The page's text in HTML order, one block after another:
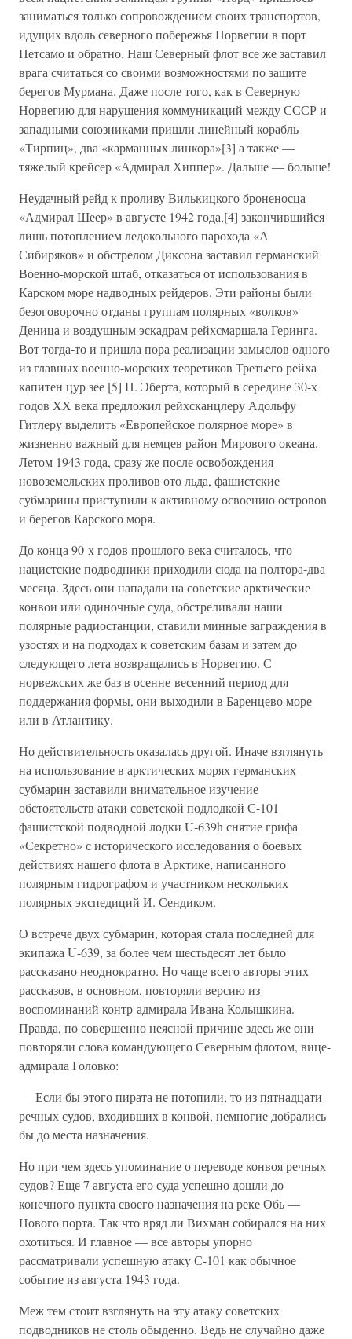
заниматься только сопровождением своих транспортов,
идущих вдоль северного побережья Норвегии в порт
Петсамо и обратно. Наш Северный флот все же заставил
врага считаться со своими возможностями по защите
берегов Мурмана. Даже после того, как в Северную
Норвегию для нарушения коммуникаций между СССР и
западными союзниками пришли линейный корабль
«Тирпиц», два «карманных линкора»[3] а также —
тяжелый крейсер «Адмирал Хиппер». Дальше — больше!
Неудачный рейд к проливу Вилькицкого броненосца
«Адмирал Шеер» в августе 1942 года,[4] закончившийся
лишь потоплением ледокольного парохода «А
Сибиряков» и обстрелом Диксона заставил германский
Военно-морской штаб, отказаться от использования в
Карском море надводных рейдеров. Эти районы были
безоговорочно отданы группам полярных «волков»
Деница и воздушным эскадрам рейхсмаршала Геринга.
Вот тогда-то и пришла пора реализации замыслов одного
из главных военно-морских теоретиков Третьего рейха
капитен цур зее [5] П. Эберта, который в середине 30-х
годов XX века предложил рейхсканцлеру Адольфу
Гитлеру выделить «Европейское полярное море» в
жизненно важный для немцев район Мирового океана.
Летом 1943 года, сразу же после освобождения
новоземельских проливов ото льда, фашистские
субмарины приступили к активному освоению островов
и берегов Карского моря.
До конца 90-х годов прошлого века считалось, что
нацистские подводники приходили сюда на полтора-два
месяца. Здесь они нападали на советские арктические
конвои или одиночные суда, обстреливали наши
полярные радиостанции, ставили минные заграждения в
узостях и на подходах к советским базам и затем до
следующего лета возвращались в Норвегию. С
норвежских же баз в осенне-весенний период для
поддержания формы, они выходили в Баренцево море
или в Атлантику.
Но действительность оказалась другой. Иначе взглянуть
на использование в арктических морях германских
субмарин заставили внимательное изучение
обстоятельств атаки советской подлодкой С-101
фашистской подводной лодки U-639h снятие грифа
«Секретно» с исторического исследования о боевых
действиях нашего флота в Арктике, написанного
полярным гидрографом и участником нескольких
полярных экспедиций И. Сендиком.
О встрече двух субмарин, которая стала последней для
экипажа U-639, за более чем шестьдесят лет было
рассказано неоднократно. Но чаще всего авторы этих
рассказов, в основном, повторяли версию из
воспоминаний контр-адмирала Ивана Колышкина.
Правда, по совершенно неясной причине здесь же они
повторяли слова командующего Северным флотом, вице-
адмирала Головко:
— Если бы этого пирата не потопили, то из пятнадцати
речных судов, входивших в конвой, немногие добрались
бы до места назначения.
Но при чем здесь упоминание о переводе конвоя речных
судов? Еще 7 августа его суда успешно дошли до
конечного пункта своего назначения на реке Обь —
Нового порта. Так что вряд ли Вихман собирался на них
охотиться. И главное — все авторы упорно
рассматривали успешную атаку С-101 как обычное
событие из августа 1943 года.
Меж тем стоит взглянуть на эту атаку советских
подводников не столь обыденно. Ведь не случайно даже